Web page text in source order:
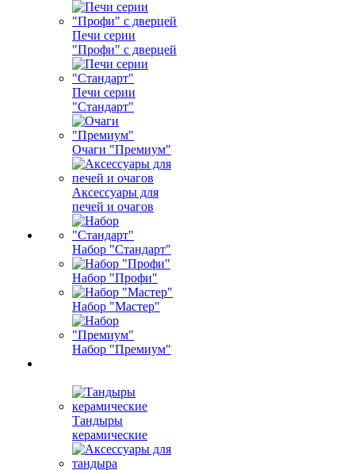
Печи серии
"Профи" с дверцей
Печи серии
"Стандарт"
Очаги "Премиум"
Аксессуары для
печей и очагов
Набор "Стандарт"
Набор "Профи"
Набор "Мастер"
Набор "Премиум"
Тандыры
керамические